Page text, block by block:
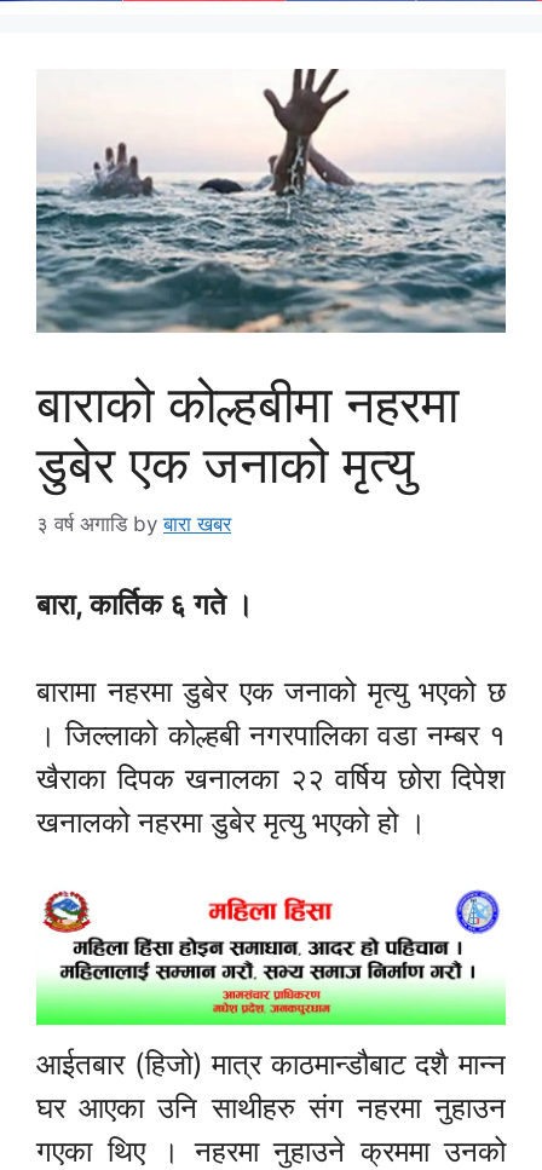
बाराको कोल्हबीमा नहरमा
डुबेर एक जनाको मृत्यु
३ वर्ष अगाडि byबारा खबर
बारा, कार्तिक ६ गते ।
बारामा नहरमा डुबेर एक जनाको मृत्यु भएको छ
। जिल्लाको कोल्हबी नगरपालिका वडा नम्बर १
खैराका दिपक खनालका २२ वर्षिय छोरा दिपेश
खनालको नहरमा डुबेर मृत्यु भएको हो ।
आईतबार (हिजो) मात्र काठमान्डौबाट दशै मान्न
घर आएका उनि साथीहरु संग नहरमा नुहाउन
गएका थिए । नहरमा नुहाउने क्रममा उनको